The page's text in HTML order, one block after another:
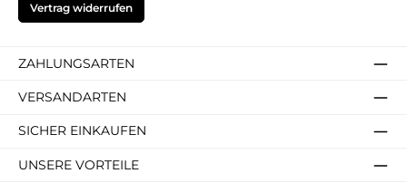
Vertrag widerrufen
ZAHLUNGSARTEN
VERSANDARTEN
SICHER EINKAUFEN
UNSERE VORTEILE